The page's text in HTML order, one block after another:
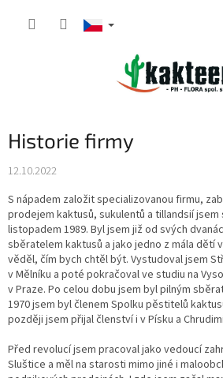
Historie firmy
12.10.2022
S nápadem založit specializovanou firmu,
prodejem kaktusů, sukulentů a tillandsií jsem
listopadem 1989. Byl jsem již od svých
sběratelem kaktusů a jako jedno z mála dětí
věděl, čím bych chtěl být. Vystudoval jsem
v Mělníku a poté pokračoval ve studiu na
v Praze. Po celou dobu jsem byl pilným
1970 jsem byl členem Spolku pěstitelů
později jsem přijal členství i v Písku a
Před revolucí jsem pracoval jako vedoucí
Sluštice a měl na starosti mimo jiné i